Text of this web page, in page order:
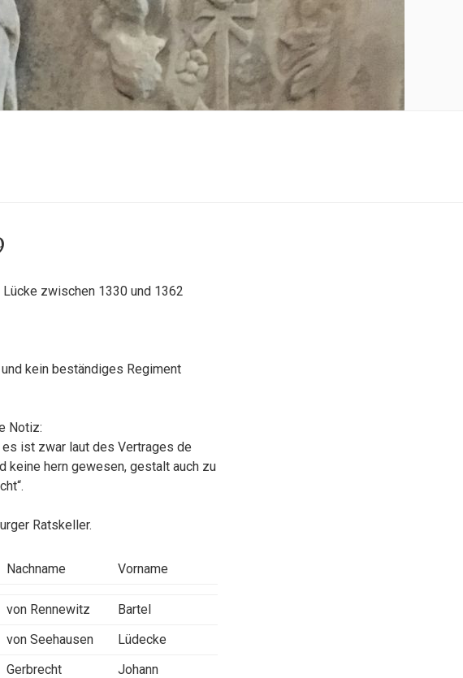
zwischen 1330 und 1362
kein beständiges Regiment
Notiz:
es ist zwar laut des Vertrages de
keine hern gewesen, gestalt auch zu
Ratskeller.
Nachname Vorname
von Rennewitz
Bartel
von Seehausen
Lüdecke
Gerbrecht
Johann